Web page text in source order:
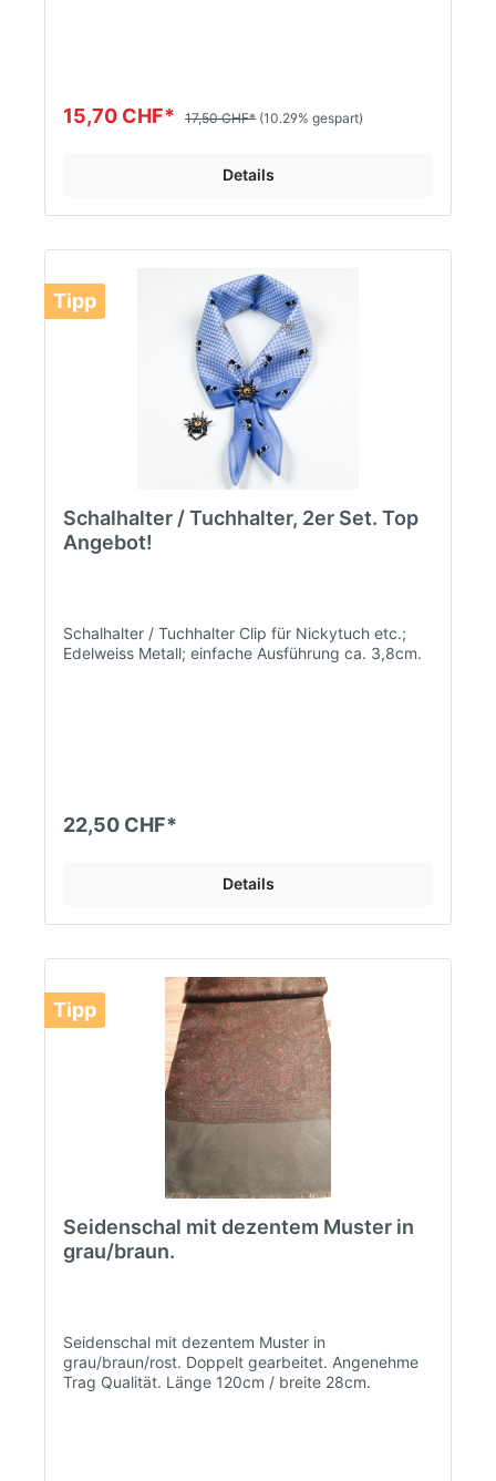
oder E-Mail info@toesstaldesign.ch bestellen.
15,70 CHF* 17,50 CHF* (10.29% gespart)
Details
Tipp
Schalhalter / Tuchhalter, 2er Set. Top
Angebot!
Schalhalter / Tuchhalter Clip für Nickytuch etc.;
Edelweiss Metall; einfache Ausführung ca. 3,8cm.
22,50 CHF*
Details
Tipp
Seidenschal mit dezentem Muster in
grau/braun.
Seidenschal mit dezentem Muster in
grau/braun/rost. Doppelt gearbeitet. Angenehme
Trag Qualität. Länge 120cm / breite 28cm.